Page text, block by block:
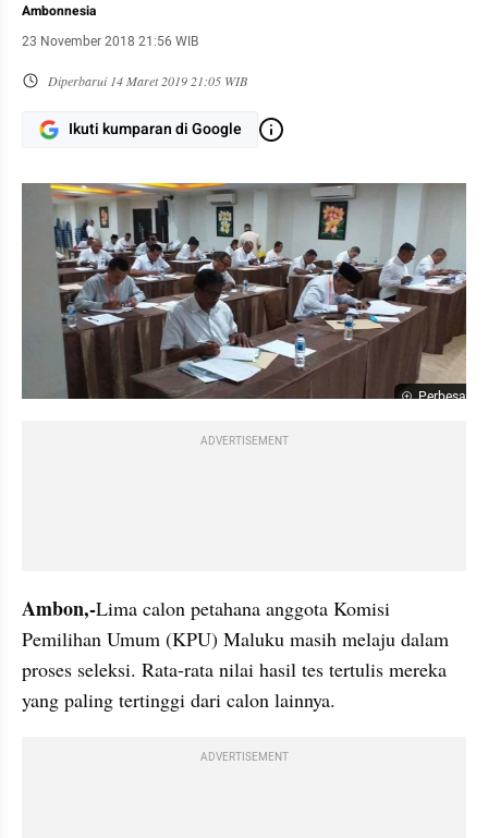
Ambonnesia
23 November 2018 21:56 WIB
Diperbarui 14 Maret 2019 21:05 WIB
Ikuti kumparan di Google
Perbesar
ADVERTISEMENT
Ambon,-Lima calon petahana anggota Komisi
Pemilihan Umum (KPU) Maluku masih melaju dalam
proses seleksi. Rata-rata nilai hasil tes tertulis mereka
yang paling tertinggi dari calon lainnya.
ADVERTISEMENT